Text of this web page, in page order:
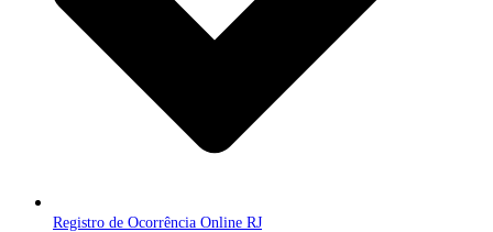
Registro de Ocorrência Online RJ